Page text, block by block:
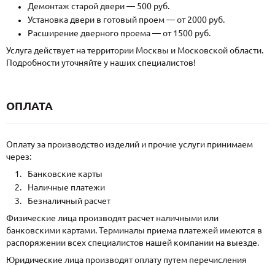
Демонтаж старой двери — 500 руб.
Установка двери в готовый проем — от 2000 руб.
Расширение дверного проема — от 1500 руб.
Услуга действует на территории Москвы и Московской области.
Подробности уточняйте у наших специалистов!
ОПЛАТА
Оплату за производство изделий и прочие услуги принимаем
через:
Банковские карты
Наличные платежи
Безналичный расчет
Физические лица производят расчет наличными или
банковскими картами. Терминалы приема платежей имеются в
распоряжении всех специалистов нашей компании на выезде.
Юридические лица производят оплату путем перечисления